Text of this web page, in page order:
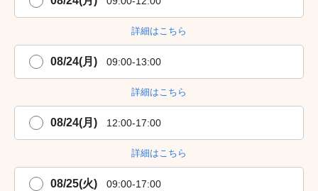
詳細はこちら
08/24(月) 09:00-13:00
詳細はこちら
08/24(月) 12:00-17:00
詳細はこちら
08/25(火) 09:00-17:00